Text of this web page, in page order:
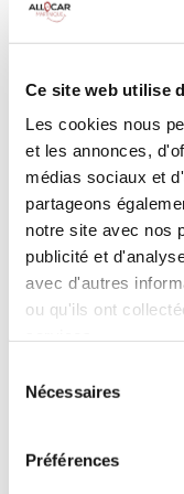
Ce site web utilise
Les cookies nous
et les annonces,
médias sociaux et
partageons
notre site avec nos
publicité et
avec d'autres
ou qu'ils ont
Nécessaires
Préférences
Galerie de toit
Camera de recul
INCLUS À
Killométrage
Assurance tous
Carburant : plein
Age minimum :20 ans